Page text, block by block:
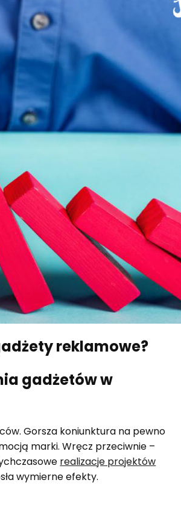
reklamowe?
gadżetów w
Gorsza koniunktura na pewno
marki. Wręcz przeciwnie –
realizacje projektów
wymierne efekty.